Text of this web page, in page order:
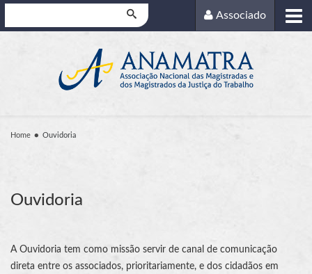
Associado
Home Ouvidoria
Ouvidoria
A Ouvidoria tem como missão servir de canal de comunicação
direta entre os associados, prioritariamente, e dos cidadãos em